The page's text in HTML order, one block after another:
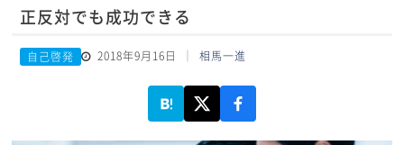
正反対でも成功できる
自己啓発 2018年9月16日 相馬一進